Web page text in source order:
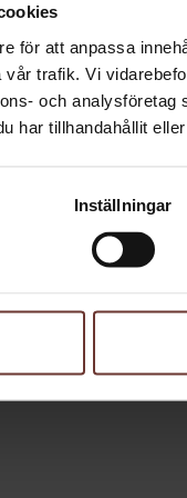
för att anpassa
trafik. Vi
och
har tillhandahållit
Inställningar
vitlöksklyftor. Salta och
ner torskryggsfiléerna
klyftor och strössla
färsk timjan över
i cirka 4-5 minuter.
är en webbplats
från Solera